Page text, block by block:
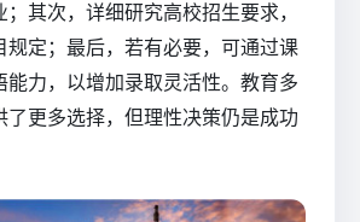
其次，详细研究高校招生要求，
规定；最后，若有必要，可通过课
能力，以增加录取灵活性。教育多
了更多选择，但理性决策仍是成功